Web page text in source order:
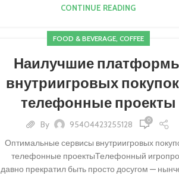
CONTINUE READING
FOOD & BEVERAGE, COFFEE
Наилучшие
внутриигровых
телефонные проекты
By 95404423255128 0
Оптимальные сервисы внутриигровых
телефонные проектыТелефонный
давно прекратил быть просто досугом —